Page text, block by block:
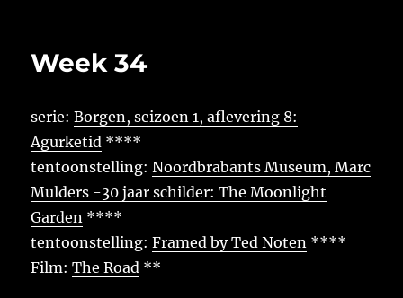
Week 34
serie:Borgen, seizoen 1, aflevering 8:
Agurketid ****
tentoonstelling:Noordbrabants Museum, Marc
Mulders -30 jaar schilder: The Moonlight
Garden ****
tentoonstelling:Framed by Ted Noten ****
Film:The Road **